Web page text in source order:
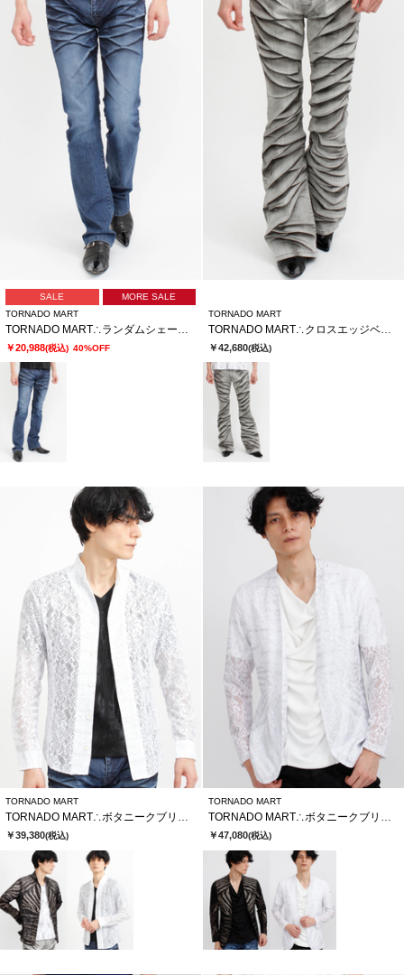
SALE
MORE SALE
TORNADO MART
TORNADO MART∴ランダムシェービングシューカットデニム
￥20,988(税込) 40%OFF
TORNADO MART
TORNADO MART∴クロスエッジベルボトム
￥42,680(税込)
TORNADO MART
TORNADO MART∴ボタニークブリリオシャツ
￥39,380(税込)
TORNADO MART
TORNADO MART∴ボタニークブリリオレースノーカラージャケット
￥47,080(税込)